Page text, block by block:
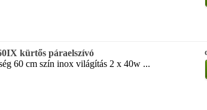
kürtős páraelszívó
60 cm szín inox világítás 2 x 40w ...